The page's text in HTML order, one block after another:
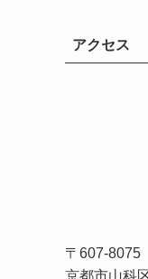
アクセス
〒607-8075